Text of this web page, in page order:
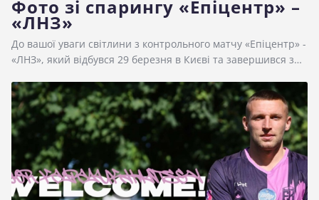
Фото зі спарингу «Епіцентр» –
«ЛНЗ»
До вашої уваги світлини з контрольного матчу «Епіцентр» -
«ЛНЗ», який відбувся 29 березня в Києві та завершився з…